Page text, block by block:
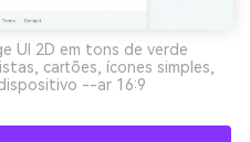
UI 2D em tons de verde
cartões, ícones simples,
--ar 16:9